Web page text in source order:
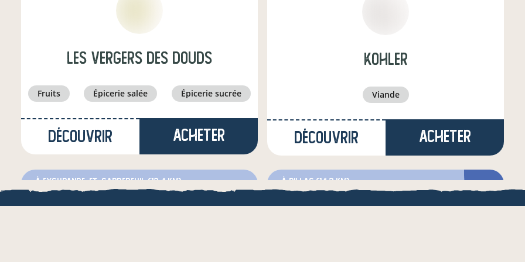
Les Vergers des DOUDS
fruits épicerie salée épicerie sucrée
Découvrir Acheter
kohler
viande
Découvrir Acheter
à Eygurande-et-Gardedeuil(12,4 km) à Pillac(14,3 km)